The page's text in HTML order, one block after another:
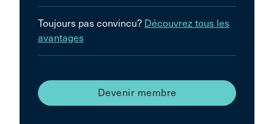
Toujours pas convincu? Découvrez tous les
avantages
Devenir membre